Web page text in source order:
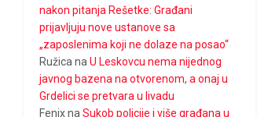
nakon pitanja Rešetke: Građani
prijavljuju nove ustanove sa
„zaposlenima koji ne dolaze na posao“
Ružica naU Leskovcu nema nijednog
javnog bazena na otvorenom, a onaj u
Grdelici se pretvara u livadu
FenixnaSukob policije i više građana u